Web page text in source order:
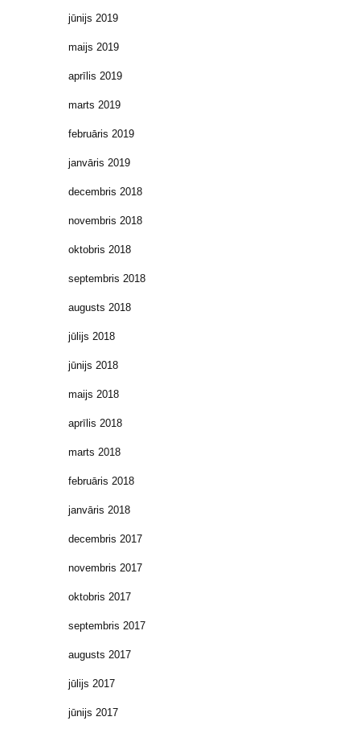
jūnijs 2019
maijs 2019
aprīlis 2019
marts 2019
februāris 2019
janvāris 2019
decembris 2018
novembris 2018
oktobris 2018
septembris 2018
augusts 2018
jūlijs 2018
jūnijs 2018
maijs 2018
aprīlis 2018
marts 2018
februāris 2018
janvāris 2018
decembris 2017
novembris 2017
oktobris 2017
septembris 2017
augusts 2017
jūlijs 2017
jūnijs 2017